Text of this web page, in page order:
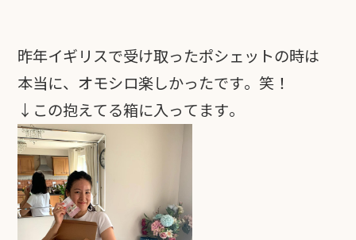
昨年イギリスで受け取ったポシェットの時は
本当に、オモシロ楽しかったです。笑！
↓この抱えてる箱に入ってます。